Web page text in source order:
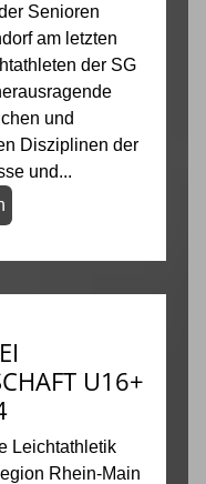
Senioren
am letzten
der SG
und
Disziplinen der
und...
U16+
Leichtathletik
Rhein-Main